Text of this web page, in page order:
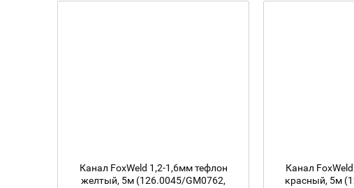
Канал FoxWeld 1,2-1,6мм тефлон
желтый, 5м (126.0045/GM0762,
Канал
красный, 5м